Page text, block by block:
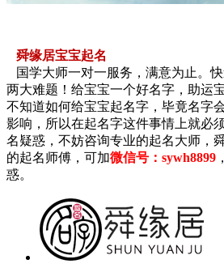
舜缘居宝宝起名
国学大师一对一服务，满意为止。
两大难题！给宝宝一个好名字，助运
不知道如何给宝宝起名字，毕竟名字
影响，所以在起名字这件事情上就必
名疑惑，不妨咨询专业的起名大师，
的起名师傅，可加微信号：sywh8899
惑。